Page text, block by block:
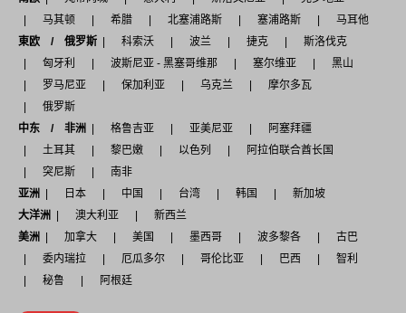
马其顿
希腊 北塞浦路斯 塞浦路斯
马耳他
東欧 / 俄罗斯
科索沃 波兰 捷克
斯洛伐克
匈牙利
波斯尼亚 - 黑塞哥维那 塞尔维亚
黑山
罗马尼亚
保加利亚 乌克兰
摩尔多瓦
俄罗斯
中东 / 非洲
格鲁吉亚 亚美尼亚
阿塞拜疆
土耳其
黎巴嫩 以色列
阿拉伯联合酋长国
突尼斯
南非
亚洲
日本 中国 台湾 韩国
新加坡
大洋洲
澳大利亚
新西兰
美洲
加拿大 美国 墨西哥 波多黎各
古巴
委内瑞拉
厄瓜多尔 哥伦比亚 巴西
智利
秘鲁
阿根廷